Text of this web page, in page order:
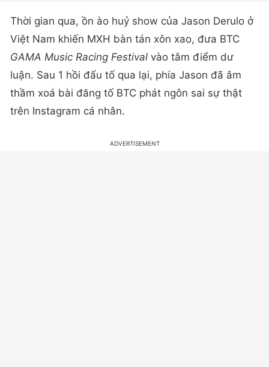
Thời gian qua, ồn ào huỷ show của Jason Derulo ở
Việt Nam khiến MXH bàn tán xôn xao, đưa BTC
GAMA Music Racing Festival vào tâm điểm dư
luận. Sau 1 hồi đấu tố qua lại, phía Jason đã âm
thầm xoá bài đăng tố BTC phát ngôn sai sự thật
trên Instagram cá nhân.